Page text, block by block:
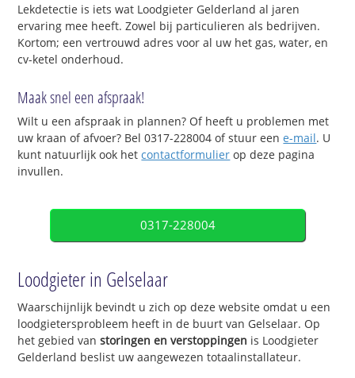
Lekdetectie is iets wat Loodgieter Gelderland al jaren
ervaring mee heeft. Zowel bij particulieren als bedrijven.
Kortom; een vertrouwd adres voor al uw het gas, water, en
cv-ketel onderhoud.
Maak snel een afspraak!
Wilt u een afspraak in plannen? Of heeft u problemen met
uw kraan of afvoer? Bel 0317-228004 of stuur eene-mail. U
kunt natuurlijk ook hetcontactformulier op deze pagina
invullen.
0317-228004
Loodgieter in Gelselaar
Waarschijnlijk bevindt u zich op deze website omdat u een
loodgietersprobleem heeft in de buurt van Gelselaar. Op
het gebied vanstoringen en verstoppingen is Loodgieter
Gelderland beslist uw aangewezen totaalinstallateur.